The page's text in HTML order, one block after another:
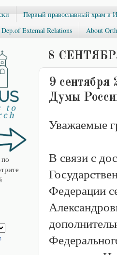
Первый православный храм в
Extemal Relations
About
8
9 сентября
Думы
Уважаемые
В связи с
Федерации